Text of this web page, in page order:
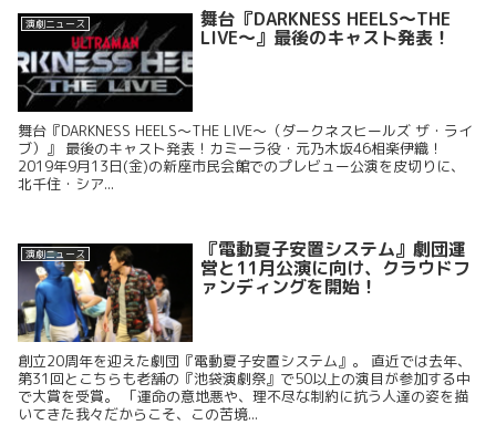
演劇ニュース 舞台『DARKNESS HEELS～THE
LIVE～』最後のキャスト発表！
舞台『DARKNESS HEELS～THE LIVE～（ダークネスヒールズ ザ・ライ
ブ）』 最後のキャスト発表！カミーラ役・元乃木坂46相楽伊織！
2019年9月13日(金)の新座市民会館でのプレビュー公演を皮切りに、
北千住・シア...
演劇ニュース 『電動夏子安置システム』劇団運
営と11月公演に向け、クラウドフ
ァンディングを開始！
創立20周年を迎えた劇団『電動夏子安置システム』。 直近では去年、
第31回とこちらも老舗の『池袋演劇祭』で50以上の演目が参加する中
で大賞を受賞。 「運命の意地悪や、理不尽な制約に抗う人達の姿を描
いてきた我々だからこそ、この苦境...